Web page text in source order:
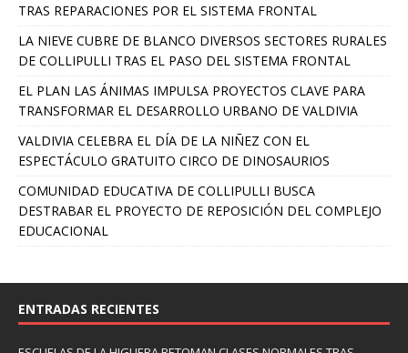
TRAS REPARACIONES POR EL SISTEMA FRONTAL
LA NIEVE CUBRE DE BLANCO DIVERSOS SECTORES RURALES
DE COLLIPULLI TRAS EL PASO DEL SISTEMA FRONTAL
EL PLAN LAS ÁNIMAS IMPULSA PROYECTOS CLAVE PARA
TRANSFORMAR EL DESARROLLO URBANO DE VALDIVIA
VALDIVIA CELEBRA EL DÍA DE LA NIÑEZ CON EL
ESPECTÁCULO GRATUITO CIRCO DE DINOSAURIOS
COMUNIDAD EDUCATIVA DE COLLIPULLI BUSCA
DESTRABAR EL PROYECTO DE REPOSICIÓN DEL COMPLEJO
EDUCACIONAL
ENTRADAS RECIENTES